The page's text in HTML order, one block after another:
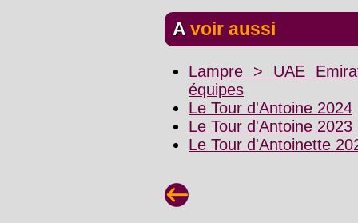
A voir aussi
Lampre > UAE
équipes
Le Tour d'Antoine 2024
Le Tour d'Antoine 2023
Le Tour d'Antoinette